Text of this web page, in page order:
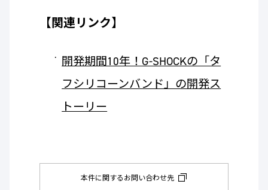
【関連リンク】
開発期間10年！G-SHOCKの「タ
フシリコーンバンド」の開発ス
トーリー
本件に関するお問い合わせ先